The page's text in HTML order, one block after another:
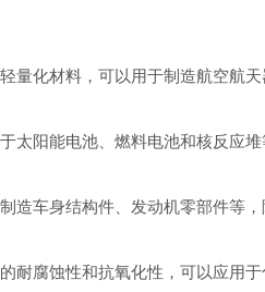
化材料，可以用于制造航空航天
阳能电池、燃料电池和核反应堆
车身结构件、发动机零部件等，
腐蚀性和抗氧化性，可以应用于